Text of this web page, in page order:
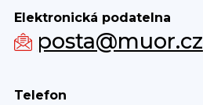
Elektronická podatelna
posta@muor.cz
Telefon